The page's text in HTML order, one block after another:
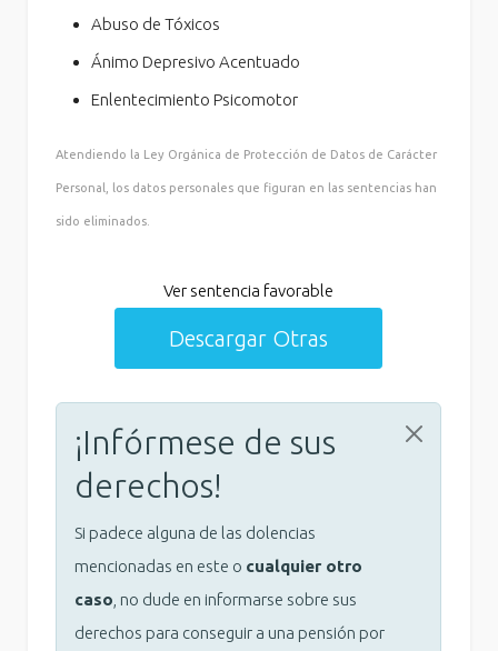
Abuso de Tóxicos
Ánimo Depresivo Acentuado
Enlentecimiento Psicomotor
Atendiendo la Ley Orgánica de Protección de Datos de Carácter
Personal, los datos personales que figuran en las sentencias han
sido eliminados.
Ver sentencia favorable
Descargar Otras
¡Infórmese de sus
derechos!
Si padece alguna de las dolencias
mencionadas en este o cualquier otro
caso , no dude en informarse sobre sus
derechos para conseguir a una pensión por